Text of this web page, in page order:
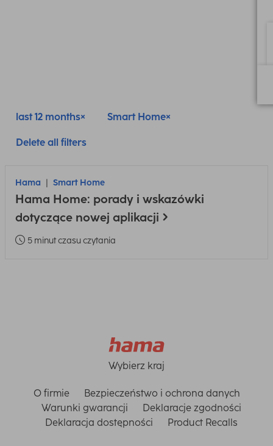
last 12 months Smart Home
Delete all filters
Hama Smart Home
Hama Home: porady i wskazówki
dotyczące nowej aplikacji
5 minut czasu czytania
Wybierz kraj
O firmie
Bezpieczeństwo i ochrona danych
Warunki gwarancji
Deklaracje zgodności
Deklaracja dostępności
Product Recalls